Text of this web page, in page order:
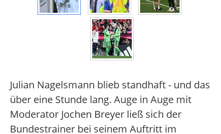
Julian Nagelsmann blieb standhaft - und das
über eine Stunde lang. Auge in Auge mit
Moderator Jochen Breyer ließ sich der
Bundestrainer bei seinem Auftritt im